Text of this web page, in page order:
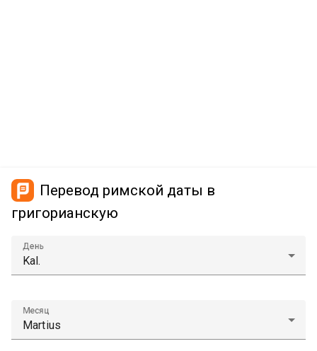
Перевод римской даты в
григорианскую
День
Месяц